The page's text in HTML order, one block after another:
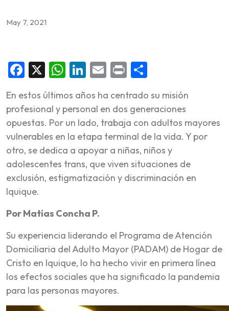
May 7, 2021
Facebook
X WhatsApp
LinkedIn
Email
Print
En estos últimos años ha centrado su misión
profesional y personal en dos generaciones
opuestas. Por un lado, trabaja con adultos mayores
vulnerables en la etapa terminal de la vida. Y por
otro, se dedica a apoyar a niñas, niños y
adolescentes trans, que viven situaciones de
exclusión, estigmatización y discriminación en
Iquique.
Por Matías Concha P.
Su experiencia liderando el Programa de Atención
Domiciliaria del Adulto Mayor (PADAM) de Hogar de
Cristo en Iquique, lo ha hecho vivir en primera línea
los efectos sociales que ha significado la pandemia
para las personas mayores.